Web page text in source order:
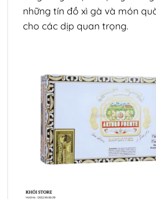
những tín đồ xì gà và món
cho các dịp quan trọng.